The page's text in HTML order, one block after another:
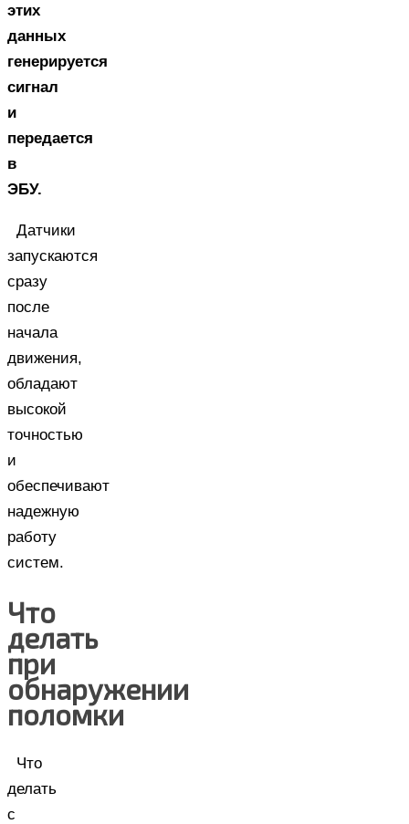
этих
данных
генерируется
сигнал
и
передается
в
ЭБУ.
Датчики
запускаются
сразу
после
начала
движения,
обладают
высокой
точностью
и
обеспечивают
надежную
работу
систем.
Что
делать
при
обнаружении
поломки
Что
делать
с